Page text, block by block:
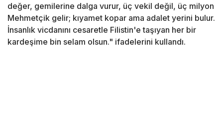
değer, gemilerine dalga vurur, üç vekil değil, üç milyon
Mehmetçik gelir; kıyamet kopar ama adalet yerini bulur.
İnsanlık vicdanını cesaretle Filistin'e taşıyan her bir
kardeşime bin selam olsun." ifadelerini kullandı.